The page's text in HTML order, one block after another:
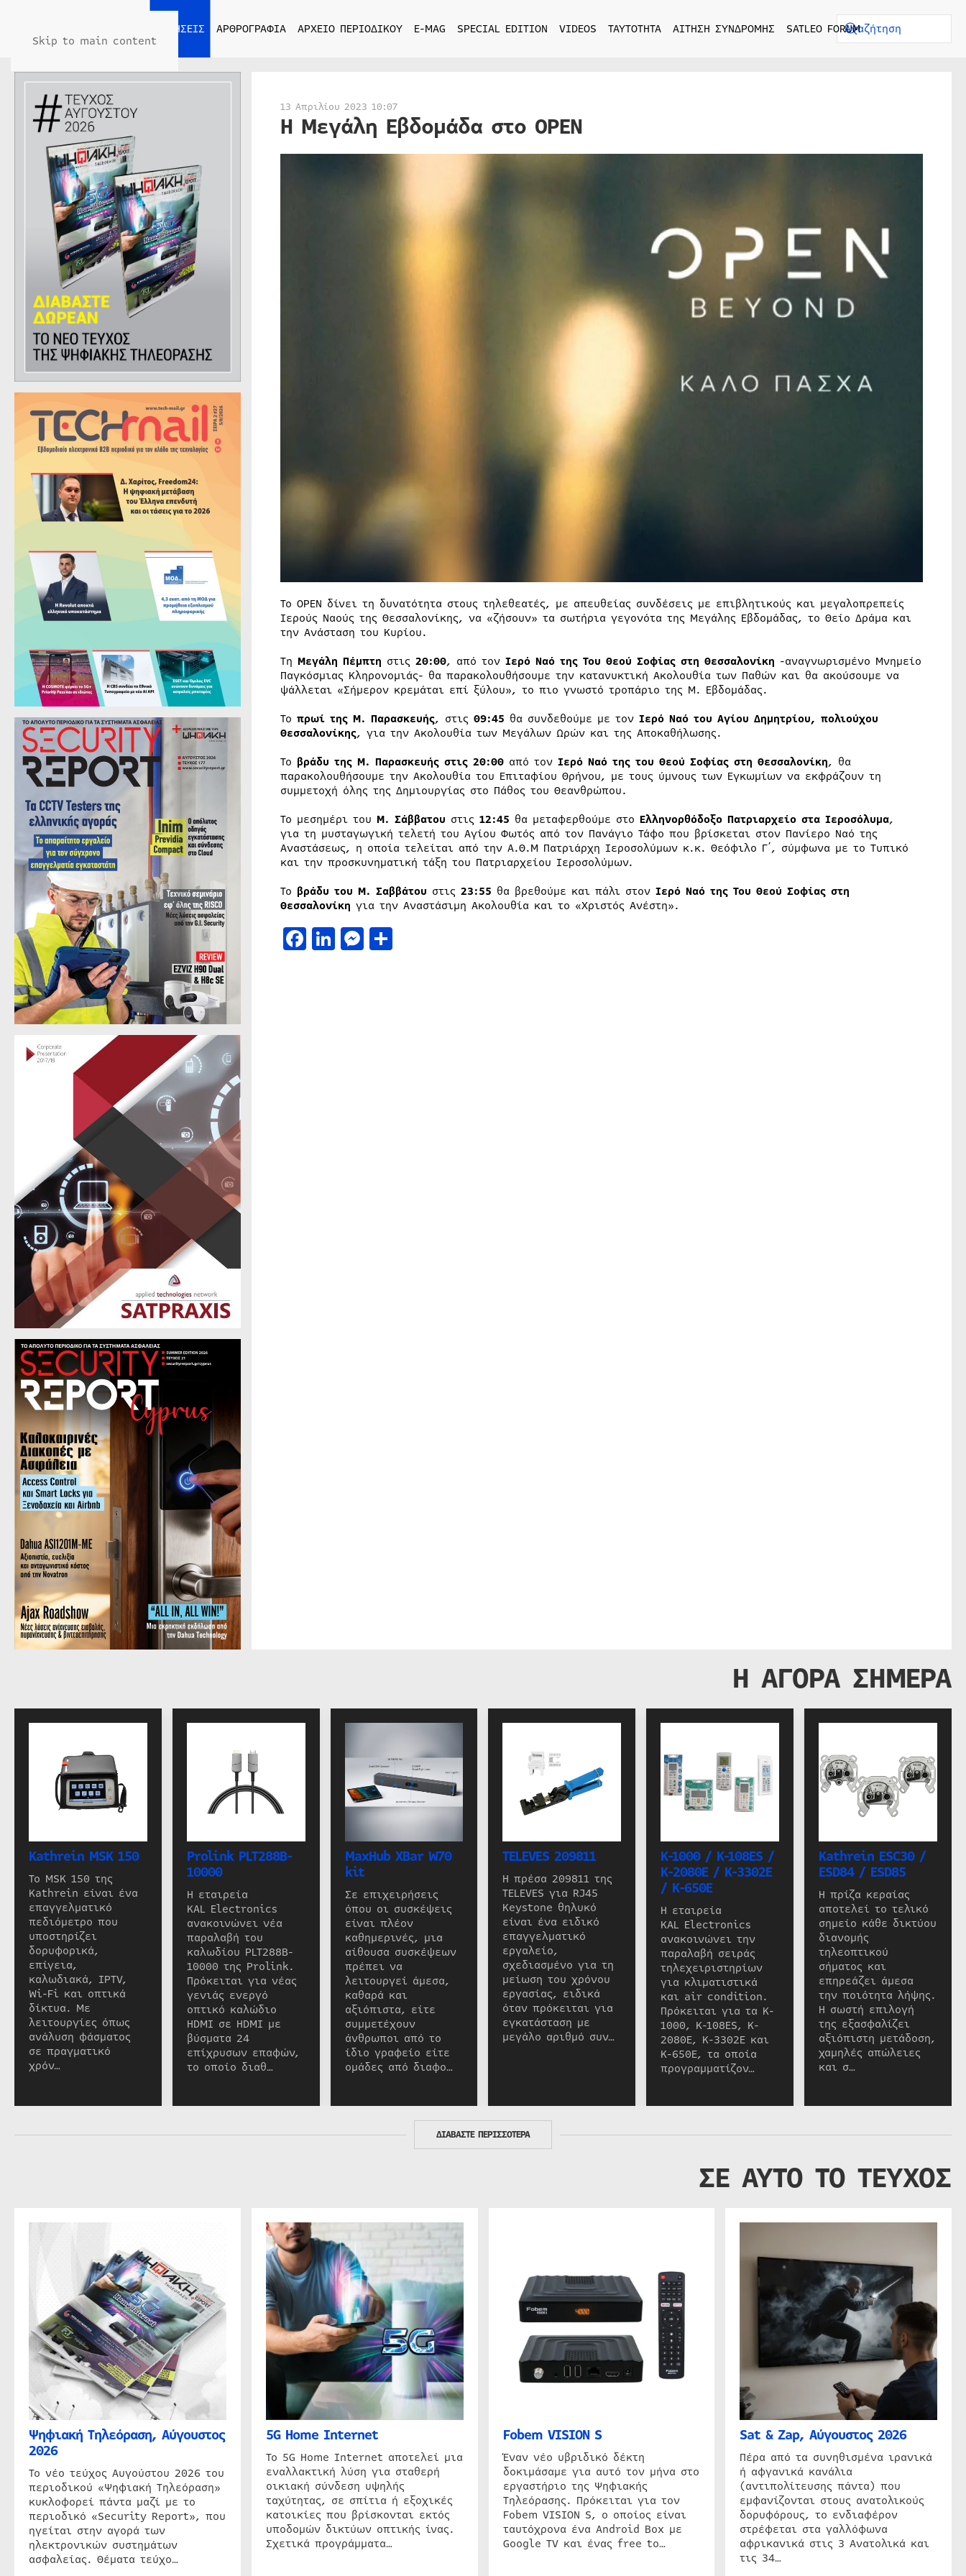
Skip to main content
ΕΙΔΗΣΕΙΣ ΑΡΘΡΟΓΡΑΦΙΑ ΑΡΧΕΙΟ ΠΕΡΙΟΔΙΚΟΥ E-MAG SPECIAL EDITION VIDEOS ΤΑΥΤΟΤΗΤΑ ΑΙΤΗΣΗ ΣΥΝΔΡΟΜΗΣ SATLEO FORUM
13 Απριλίου 2023 10:07
Η Μεγάλη Εβδομάδα στο OPEN
Το OPEN δίνει τη δυνατότητα στους τηλεθεατές, με απευθείας συνδέσεις με επιβλητικούς και μεγαλοπρεπείς
Ιερούς Ναούς της Θεσσαλονίκης, να «ζήσουν» τα σωτήρια γεγονότα της Μεγάλης Εβδομάδας, το Θείο Δράμα και
την Ανάσταση του Κυρίου.
Τη Μεγάλη Πέμπτη στις 20:00, από τον Ιερό Ναό της Του Θεού Σοφίας στη Θεσσαλονίκη -αναγνωρισμένο Μνημείο
Παγκόσμιας Κληρονομιάς- θα παρακολουθήσουμε την κατανυκτική Ακολουθία των Παθών και θα ακούσουμε να
ψάλλεται «Σήμερον κρεμάται επί ξύλου», το πιο γνωστό τροπάριο της Μ. Εβδομάδας.
Το πρωί της Μ. Παρασκευής, στις 09:45 θα συνδεθούμε με τον Ιερό Ναό του Αγίου Δημητρίου, πολιούχου
Θεσσαλονίκης, για την Ακολουθία των Μεγάλων Ωρών και της Αποκαθήλωσης.
Το βράδυ της Μ. Παρασκευής στις 20:00από τον Ιερό Ναό της του Θεού Σοφίας στη Θεσσαλονίκη, θα
παρακολουθήσουμε την Ακολουθία του Επιταφίου Θρήνου, με τους ύμνους των Εγκωμίων να εκφράζουν τη
συμμετοχή όλης της Δημιουργίας στο Πάθος του Θεανθρώπου.
Το μεσημέρι του Μ. Σάββατου στις 12:45 θα μεταφερθούμε στο Ελληνορθόδοξο Πατριαρχείο στα Ιεροσόλυμα,
για τη μυσταγωγική τελετή του Αγίου Φωτός από τον Πανάγιο Τάφο που βρίσκεται στον Πανίερο Ναό της
Αναστάσεως, η οποία τελείται από την Α.Θ.Μ Πατριάρχη Ιεροσολύμων κ.κ. Θεόφιλο Γ΄, σύμφωνα με το Τυπικό
και την προσκυνηματική τάξη του Πατριαρχείου Ιεροσολύμων.
Το βράδυ του Μ. Σαββάτου στις 23:55 θα βρεθούμε και πάλι στον Ιερό Ναό της Του Θεού Σοφίας στη
Θεσσαλονίκη για την Αναστάσιμη Ακολουθία και το «Χριστός Ανέστη».
Facebook
LinkedIn
Messenger
Μοιραστείτε
Η ΑΓΟΡΑ ΣΗΜΕΡΑ
Kathrein MSK 150
Το MSK 150 της
Kathrein είναι ένα
επαγγελματικό
πεδιόμετρο που
υποστηρίζει
δορυφορικά,
επίγεια,
καλωδιακά, IPTV,
Wi-Fi και οπτικά
δίκτυα. Με
λειτουργίες όπως
ανάλυση φάσματος
σε πραγματικό
χρόν…
Prolink PLT288B-
10000
Η εταιρεία
KAL Electronics
ανακοινώνει νέα
παραλαβή του
καλωδίου PLT288B-
10000 της Prolink.
Πρόκειται για νέας
γενιάς ενεργό
οπτικό καλώδιο
HDMI σε HDMI με
βύσματα 24
επίχρυσων επαφών,
το οποίο διαθ…
MaxHub XBar W70
kit
Σε επιχειρήσεις
όπου οι συσκέψεις
είναι πλέον
καθημερινές, μια
αίθουσα συσκέψεων
πρέπει να
λειτουργεί άμεσα,
καθαρά και
αξιόπιστα, είτε
συμμετέχουν
άνθρωποι από το
ίδιο γραφείο είτε
ομάδες από διαφο…
TELEVES 209811
Η πρέσα 209811 της
TELEVES για RJ45
Keystone θηλυκό
είναι ένα ειδικό
επαγγελματικό
εργαλείο,
σχεδιασμένο για τη
μείωση του χρόνου
εργασίας, ειδικά
όταν πρόκειται για
εγκατάσταση με
μεγάλο αριθμό συν…
K-1000 / K-108ES /
K-2080E / K-3302E
/ K-650E
Η εταιρεία
KAL Electronics
ανακοινώνει την
παραλαβή σειράς
τηλεχειριστηρίων
για κλιματιστικά
και air condition.
Πρόκειται για τα K-
1000, K-108ES, K-
2080E, K-3302E και
K-650E, τα οποία
προγραμματίζον…
Kathrein ESC30 /
ESD84 / ESD85
Η πρίζα κεραίας
αποτελεί το τελικό
σημείο κάθε δικτύου
διανομής
τηλεοπτικού
σήματος και
επηρεάζει άμεσα
την ποιότητα λήψης.
Η σωστή επιλογή
της εξασφαλίζει
αξιόπιστη μετάδοση,
χαμηλές απώλειες
και σ…
ΔΙΑΒΑΣΤΕ ΠΕΡΙΣΣΟΤΕΡΑ
ΣΕ ΑΥΤΟ ΤΟ ΤΕΥΧΟΣ
Ψηφιακή Τηλεόραση, Αύγουστος
2026
Το νέο τεύχος Αυγούστου 2026 του
περιοδικού «Ψηφιακή Τηλεόραση»
κυκλοφορεί πάντα μαζί με το
περιοδικό «Security Report», που
ηγείται στην αγορά των
ηλεκτρονικών συστημάτων
ασφαλείας. Θέματα τεύχο…
5G Home Internet
Το 5G Home Internet αποτελεί μια
εναλλακτική λύση για σταθερή
οικιακή σύνδεση υψηλής
ταχύτητας, σε σπίτια ή εξοχικές
κατοικίες που βρίσκονται εκτός
υποδομών δικτύων οπτικής ίνας.
Σχετικά προγράμματα…
Fobem VISION S
Έναν νέο υβριδικό δέκτη
δοκιμάσαμε για αυτό τον μήνα στο
εργαστήριο της Ψηφιακής
Τηλεόρασης. Πρόκειται για τον
Fobem VISION S, ο οποίος είναι
ταυτόχρονα ένα Android Box με
Google TV και ένας free to…
Sat & Zap, Αύγουστος 2026
Πέρα από τα συνηθισμένα ιρανικά
ή αφγανικά κανάλια
(αντιπολίτευσης πάντα) που
εμφανίζονται στους ανατολικούς
δορυφόρους, το ενδιαφέρον
στρέφεται στα γαλλόφωνα
αφρικανικά στις 3 Ανατολικά και
τις 34…